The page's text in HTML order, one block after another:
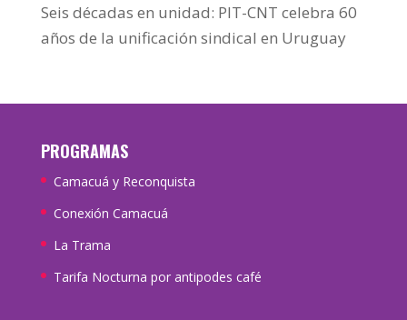
Seis décadas en unidad: PIT-CNT celebra 60
años de la unificación sindical en Uruguay
PROGRAMAS
Camacuá y Reconquista
Conexión Camacuá
La Trama
Tarifa Nocturna por antipodes café